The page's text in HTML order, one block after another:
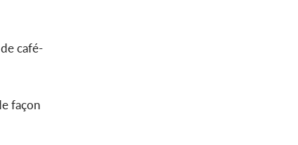
de café-
façon